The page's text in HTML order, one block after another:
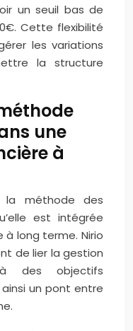
un seuil bas de
Cette flexibilité
les variations
la structure
une
à
la méthode des
est intégrée
long terme. Nirio
de lier la gestion
à des objectifs
un pont entre